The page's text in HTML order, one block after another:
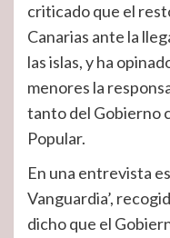
criticado que el
Canarias ante la
las islas, y ha
menores la
tanto del Gobierno
Popular.
En una entrevista
Vanguardia’,
dicho que el